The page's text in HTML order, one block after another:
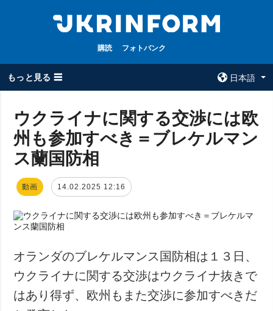
購読 フォトバンク
もっと見る ☰
日本語
全てのトピック
戦争
政治
経済・復興
防衛
社会・文化
スポーツ
犯罪
ウクルインフォ
ウクライナに関する交渉には欧
州も参加すべき＝ブレケルマン
ス蘭国防相
動画 14.02.2025 12:16
オランダのブレケルマンス国防相は１３日、
ウクライナに関する交渉はウクライナ抜きで
はあり得ず、欧州もまた交渉に参加すべきだ